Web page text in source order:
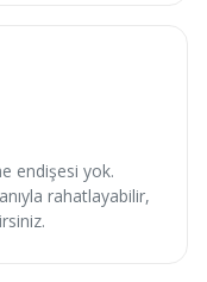
endişesi yok.
rahatlayabilir,